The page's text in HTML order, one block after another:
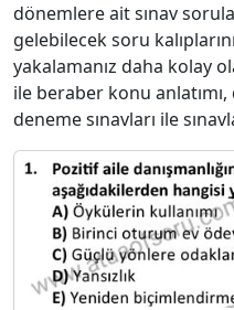
dönemlere ait sınav
gelebilecek soru
yakalamanız daha kolay
ile beraber konu
deneme sınavları ile